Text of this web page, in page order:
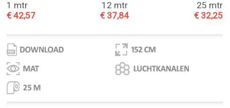
1 mtr
€ 42,57
12 mtr
€ 37,84
25 mtr
€ 32,25